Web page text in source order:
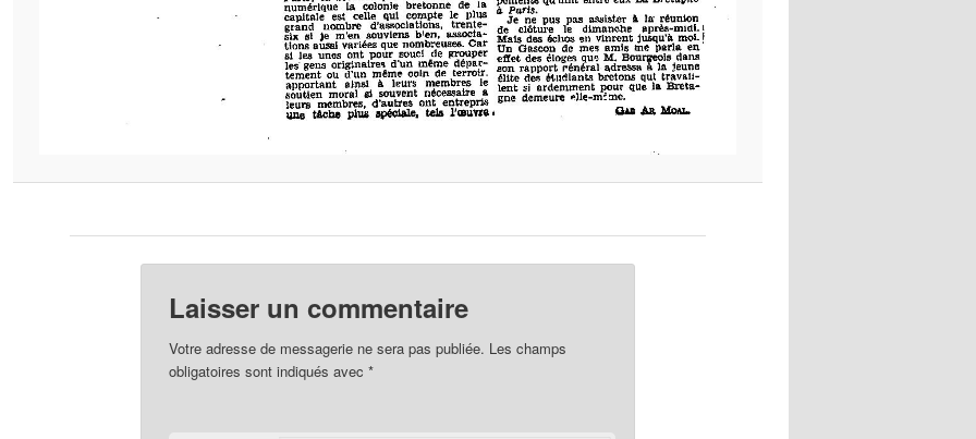
Laisser un commentaire
Votre adresse de messagerie ne sera pas publiée. Les champs
obligatoires sont indiqués avec *